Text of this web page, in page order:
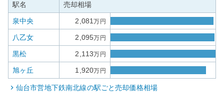
駅名 売却相場
泉中央 2,081万円
八乙女 2,095万円
黒松 2,113万円
旭ヶ丘 1,920万円
仙台市営地下鉄南北線の駅ごと売却価格相場